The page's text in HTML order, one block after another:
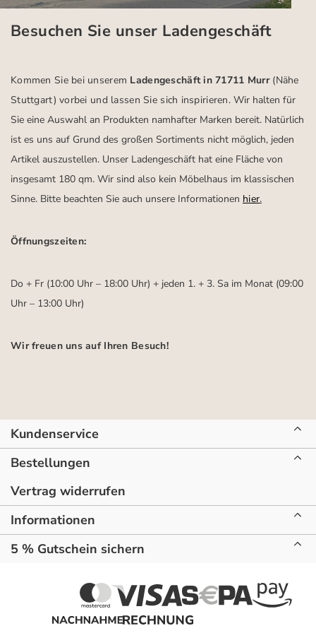
Besuchen Sie unser Ladengeschäft
Kommen Sie bei unserem Ladengeschäft in 71711 Murr (Nähe
Stuttgart) vorbei und lassen Sie sich inspirieren.Wir halten für
Sie eine Auswahl an Produkten namhafter Marken bereit. Natürlich
ist es uns auf Grund des großen Sortiments nicht möglich, jeden
Artikel auszustellen. Unser Ladengeschäft hat eine Fläche von
insgesamt 180 qm. Wir sind also kein Möbelhaus im klassischen
Sinne. Bitte beachten Sie auch unsere Informationen hier.
Öffnungszeiten:
Do + Fr (10:00 Uhr – 18:00 Uhr) + jeden 1. + 3. Sa im Monat (09:00
Uhr – 13:00 Uhr)
Wir freuen uns auf Ihren Besuch!
Kundenservice
Bestellungen
Vertrag widerrufen
Informationen
5 % Gutschein sichern